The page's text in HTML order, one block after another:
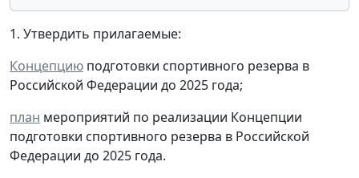
1. Утвердить прилагаемые:
Концепцию подготовки спортивного резерва в
Российской Федерации до 2025 года;
план мероприятий по реализации Концепции
подготовки спортивного резерва в Российской
Федерации до 2025 года.